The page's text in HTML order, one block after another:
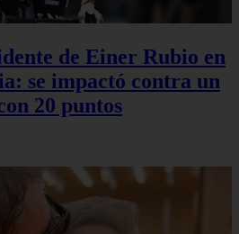
de Einer Rubio en
se impactó contra un
20 puntos